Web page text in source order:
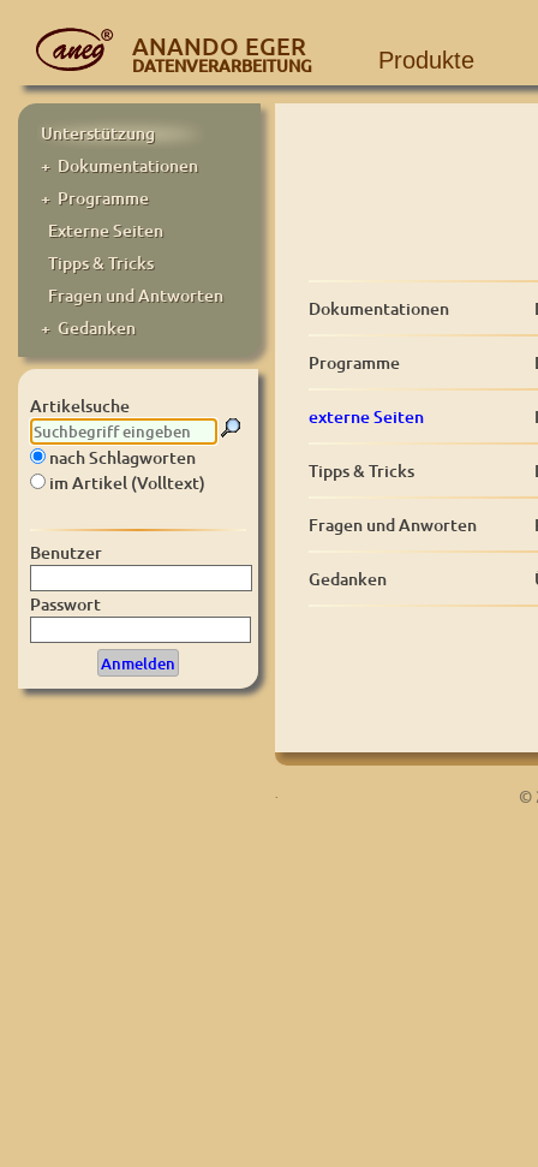
ANANDO EGER
DATENVERARBEITUNG Produkte
Unterstützung
+ Dokumentationen
+ Programme
Externe Seiten
Tipps & Tricks
Fragen und Antworten
+ Gedanken
Artikelsuche
nach Schlagworten
im Artikel (Volltext)
Benutzer
Passwort
Dokumentationen
Programme
externe Seiten
Tipps & Tricks
Fragen und Anworten
Gedanken
. ©